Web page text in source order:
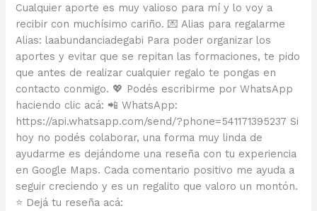
Cualquier aporte es muy valioso para mí y lo voy a
recibir con muchísimo cariño. 💌 Alias para regalarme
Alias: laabundanciadegabi Para poder organizar los
aportes y evitar que se repitan las formaciones, te pido
que antes de realizar cualquier regalo te pongas en
contacto conmigo. 💖 Podés escribirme por WhatsApp
haciendo clic acá: 📲 WhatsApp:
https://api.whatsapp.com/send/?phone=541171395237 Si
hoy no podés colaborar, una forma muy linda de
ayudarme es dejándome una reseña con tu experiencia
en Google Maps. Cada comentario positivo me ayuda a
seguir creciendo y es un regalito que valoro un montón.
⭐ Dejá tu reseña acá: